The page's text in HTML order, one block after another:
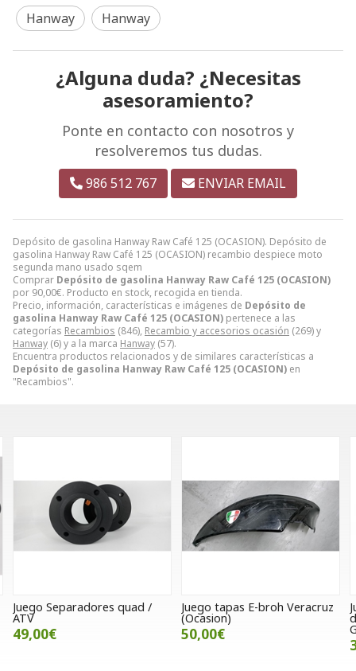
Depósito de gasolina Hanway Raw Café 125 (OCASION). Depósito de
gasolina Hanway Raw Café 125 (OCASION) recambio despiece moto
segunda mano usado sqem
Comprar Depósito de gasolina Hanway Raw Café 125 (OCASION)
por 90,00€. Producto en stock, recogida en tienda.
Precio, información, características e imágenes de Depósito de
gasolina Hanway Raw Café 125 (OCASION) pertenece a las
categorías Recambios (846), Recambio y accesorios ocasión (269) y
Hanway (6) y a la marca Hanway (57).
Encuentra productos relacionados y de similares características a
Depósito de gasolina Hanway Raw Café 125 (OCASION) en
"Recambios".
Hanway
Hanway
¿Alguna duda? ¿Necesitas
asesoramiento?
Ponte en contacto con nosotros y
resolveremos tus dudas.
986 512 767 ENVIAR EMAIL
Juego tapas E-broh Veracruz
(Ocasion)
50,00€
Junta tensor cadena
distribución Hyosung Aquila
GV y GT 650
3,00€